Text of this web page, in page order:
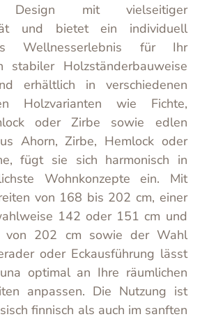
Design mit vielseitiger
und bietet ein individuell
Wellnesserlebnis für Ihr
stabiler Holzständerbauweise
erhältlich in verschiedenen
Holzvarianten wie Fichte,
oder Zirbe sowie edlen
Ahorn, Zirbe, Hemlock oder
fügt sie sich harmonisch in
Wohnkonzepte ein. Mit
von 168 bis 202 cm, einer
142 oder 151 cm und
von 202 cm sowie der Wahl
oder Eckausführung lässt
optimal an Ihre räumlichen
anpassen. Die Nutzung ist
finnisch als auch im sanften